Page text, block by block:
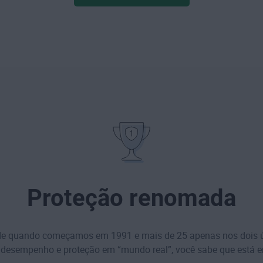
Proteção renomada
quando começamos em 1991 e mais de 25 apenas nos
e proteção em “mundo real”, você sabe que está